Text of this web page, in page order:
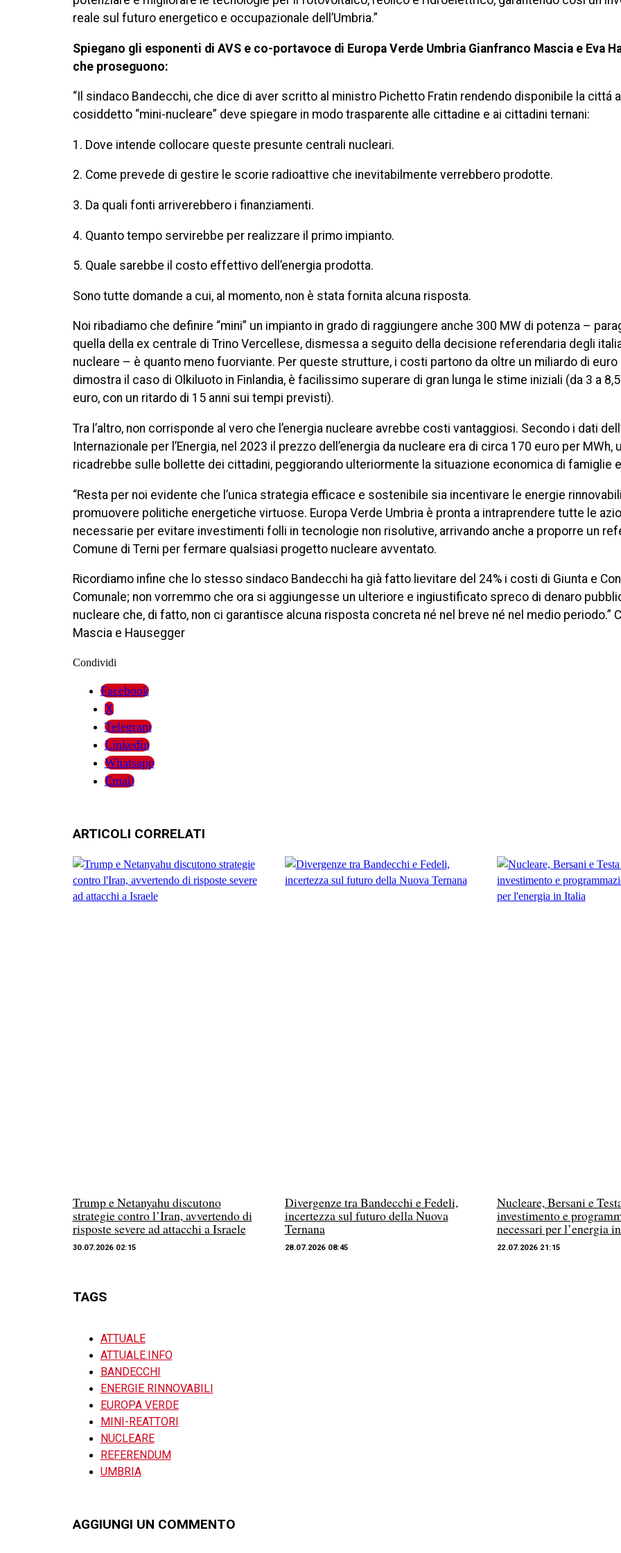
reale sul futuro energetico e occupazionale dell’Umbria.”
Spiegano gli esponenti di AVS e co-portavoce di Europa Verde Umbria Gianfranco Mascia e Eva
che proseguono:
“Il sindaco Bandecchi, che dice di aver scritto al ministro Pichetto Fratin rendendo disponibile la cittá
cosiddetto “mini-nucleare” deve spiegare in modo trasparente alle cittadine e ai cittadini ternani:
1.⁠ ⁠Dove intende collocare queste presunte centrali nucleari.
2.⁠ ⁠Come prevede di gestire le scorie radioattive che inevitabilmente verrebbero prodotte.
3.⁠ ⁠Da quali fonti arriverebbero i finanziamenti.
4.⁠ ⁠Quanto tempo servirebbe per realizzare il primo impianto.
5.⁠ ⁠Quale sarebbe il costo effettivo dell’energia prodotta.
Sono tutte domande a cui, al momento, non è stata fornita alcuna risposta.
Noi ribadiamo che definire “mini” un impianto in grado di raggiungere anche 300 MW di potenza –
quella della ex centrale di Trino Vercellese, dismessa a seguito della decisione referendaria degli
nucleare – è quanto meno fuorviante. Per queste strutture, i costi partono da oltre un miliardo di euro
dimostra il caso di Olkiluoto in Finlandia, è facilissimo superare di gran lunga le stime iniziali (da 3 a
euro, con un ritardo di 15 anni sui tempi previsti).
Tra l’altro, non corrisponde al vero che l’energia nucleare avrebbe costi vantaggiosi. Secondo i dati
Internazionale per l’Energia, nel 2023 il prezzo dell’energia da nucleare era di circa 170 euro per MWh,
ricadrebbe sulle bollette dei cittadini, peggiorando ulteriormente la situazione economica di famiglie
“Resta per noi evidente che l’unica strategia efficace e sostenibile sia incentivare le energie
promuovere politiche energetiche virtuose. Europa Verde Umbria è pronta a intraprendere tutte le
necessarie per evitare investimenti folli in tecnologie non risolutive, arrivando anche a proporre un
Comune di Terni per fermare qualsiasi progetto nucleare avventato.
Ricordiamo infine che lo stesso sindaco Bandecchi ha già fatto lievitare del 24% i costi di Giunta e
Comunale; non vorremmo che ora si aggiungesse un ulteriore e ingiustificato spreco di denaro
nucleare che, di fatto, non ci garantisce alcuna risposta concreta né nel breve né nel medio periodo.”
Mascia e Hausegger
Condividi
Facebook
X
Telegram
Linkedin
Whatsapp
Email
ARTICOLI CORRELATI
Trump e Netanyahu discutono
strategie contro l’Iran, avvertendo di
risposte severe ad attacchi a Israele
30.07.2026 02:15
Divergenze tra Bandecchi e Fedeli,
incertezza sul futuro della Nuova
Ternana
28.07.2026 08:45
Nucleare, Bersani e
investimento e
necessari per l’energia
22.07.2026 21:15
TAGS
ATTUALE
ATTUALE.INFO
BANDECCHI
ENERGIE RINNOVABILI
EUROPA VERDE
MINI-REATTORI
NUCLEARE
REFERENDUM
UMBRIA
AGGIUNGI UN COMMENTO